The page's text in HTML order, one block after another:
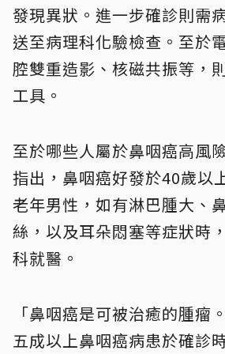
發現異狀。進一步確診則需
送至病理科化驗檢查。至於
腔雙重造影、核磁共振等，
工具。
至於哪些人屬於鼻咽癌高風
指出，鼻咽癌好發於40歲以
老年男性，如有淋巴腫大、
絲，以及耳朵悶塞等症狀時
科就醫。
「鼻咽癌是可被治癒的腫瘤
五成以上鼻咽癌病患於確診